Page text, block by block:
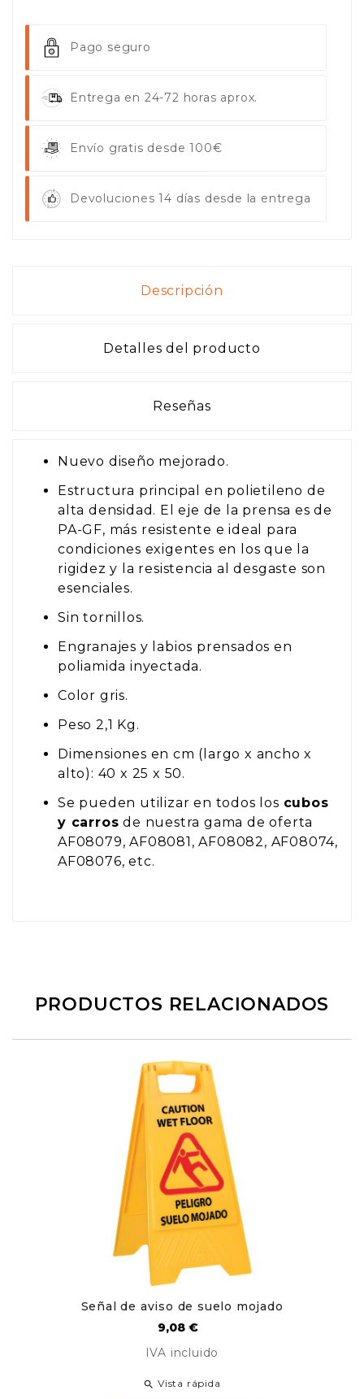
Pago seguro
Entrega en 24-72 horas aprox.
Envío gratis desde 100€
Devoluciones 14 días desde la entrega
Descripción
Detalles del producto
Reseñas
Nuevo diseño mejorado.
Estructura principal en polietileno de
alta densidad. El eje de la prensa es de
PA-GF, más resistente e ideal para
condiciones exigentes en los que la
rigidez y la resistencia al desgaste son
esenciales.
Sin tornillos.
Engranajes y labios prensados en
poliamida inyectada.
Color gris.
Peso 2,1 Kg.
Dimensiones en cm (largo x ancho x
alto): 40 x 25 x 50.
Se pueden utilizar en todos los cubos
y carros de nuestra gama de oferta
AF08079, AF08081, AF08082, AF08074,
AF08076, etc.
PRODUCTOS RELACIONADOS
Señal de aviso de suelo mojado
Precio
9,08 €
IVA incluido
 Vista rápida